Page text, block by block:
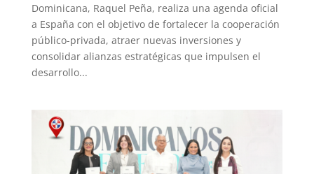
Dominicana, Raquel Peña, realiza una agenda oficial
a España con el objetivo de fortalecer la cooperación
público-privada, atraer nuevas inversiones y
consolidar alianzas estratégicas que impulsen el
desarrollo...